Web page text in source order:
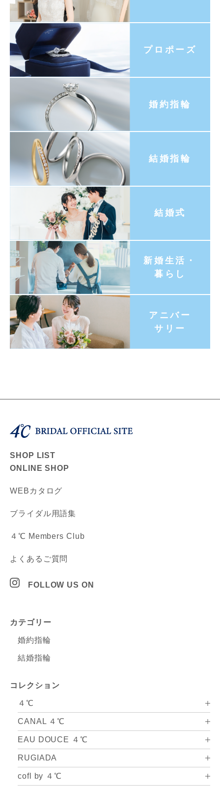
プロポーズ
婚約指輪
結婚指輪
結婚式
新婚生活・
暮らし
アニバー
サリー
SHOP LIST
ONLINE SHOP
WEBカタログ
ブライダル用語集
４℃ Members Club
よくあるご質問
FOLLOW US ON
カテゴリー
婚約指輪
結婚指輪
コレクション
４℃
CANAL ４℃
EAU DOUCE ４℃
RUGIADA
cofl by ４℃